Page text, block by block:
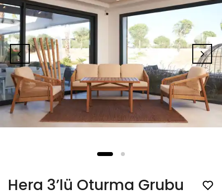
Hera 3’lü Oturma Grubu